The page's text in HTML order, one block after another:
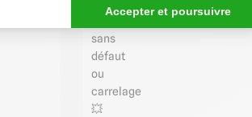
sans
défaut
ou
carrelage
💥
Accepter et poursuivre